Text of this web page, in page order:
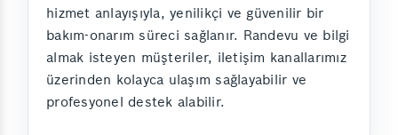
hizmet anlayışıyla, yenilikçi ve güvenilir bir
bakım-onarım süreci sağlanır. Randevu ve bilgi
almak isteyen müşteriler, iletişim kanallarımız
üzerinden kolayca ulaşım sağlayabilir ve
profesyonel destek alabilir.